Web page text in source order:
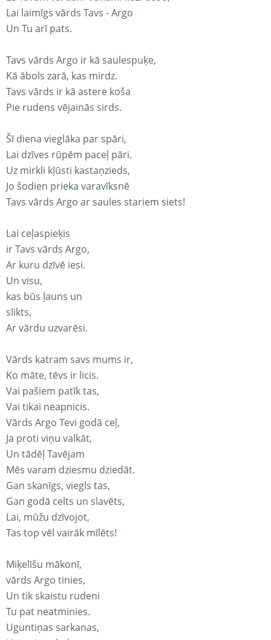
Lai laimīgs vārds Tavs - Argo
Un Tu arī pats.
Tavs vārds Argo ir kā saulespuķe,
Kā ābols zarā, kas mirdz.
Tavs vārds ir kā astere koša
Pie rudens vējainās sirds.
Šī diena vieglāka par spāri,
Lai dzīves rūpēm paceļ pāri.
Uz mirkli kļūsti kastaņzieds,
Jo šodien prieka varavīksnē
Tavs vārds Argo ar saules stariem siets!
Lai ceļaspieķis
ir Tavs vārds Argo,
Ar kuru dzīvē iesi.
Un visu,
kas būs ļauns un
slikts,
Ar vārdu uzvarēsi.
Vārds katram savs mums ir,
Ko māte, tēvs ir licis.
Vai pašiem patīk tas,
Vai tikai neapnicis.
Vārds Argo Tevi godā ceļ,
Ja proti viņu valkāt,
Un tādēļ Tavējam
Mēs varam dziesmu dziedāt.
Gan skanīgs, viegls tas,
Gan godā celts un slavēts,
Lai, mūžu dzīvojot,
Tas top vēl vairāk mīlēts!
Miķelīšu mākonī,
vārds Argo tinies,
Un tik skaistu rudeni
Tu pat neatminies.
Uguntiņas sarkanas,